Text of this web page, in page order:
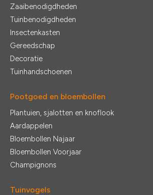
Zaaibenodigdheden
Tuinbenodigdheden
Insectenkasten
Gereedschap
Decoratie
Tuinhandschoenen
Pootgoed en bloembollen
Plantuien, sjalotten en knoflook
Aardappelen
Bloembollen Najaar
Bloembollen Voorjaar
Champignons
Tuinvogels